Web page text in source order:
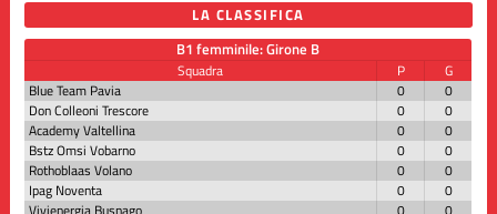
LA CLASSIFICA
B1 femminile: Girone B
Squadra P
G
Blue Team Pavia
0
0
Don Colleoni Trescore
0
0
Academy Valtellina
0
0
Bstz Omsi Vobarno
0
0
Rothoblaas Volano
0
0
Ipag Noventa
0
0